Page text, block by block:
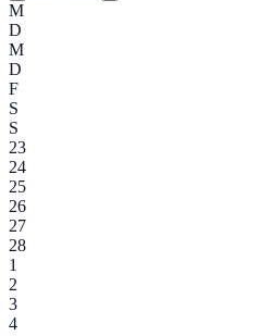
M
D
M
D
F
S
S
23
24
25
26
27
28
1
2
3
4